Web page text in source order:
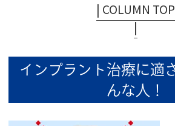
| COLUMN TOP
|
インプラント治療に適
んな人！